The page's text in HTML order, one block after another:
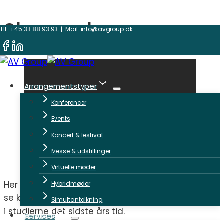
Fortsæt
til
indhold
Tlf: +45 38 88 93 93 | Mail: info@avgroup.dk
Arrangementstyper
Konferencer
Events
Koncert & festival
Messe & udstillinger
Virtuelle møder
Hybridmøder
Simultantolkning
Services
Showreel
Her er vor nye showreel for Studio 1B, hvor du kan
se klip fra nogle af de arrangementer, vi har haft
i studierne det sidste års tid.